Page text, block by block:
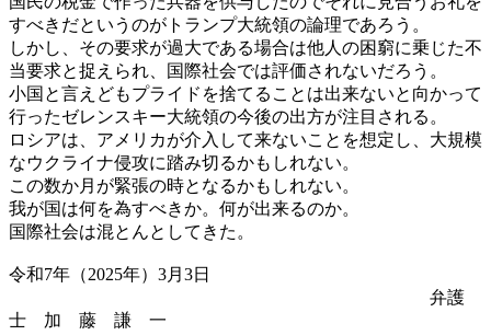
すべきだというのがトランプ大統領の論理であろう。
しかし、その要求が過大である場合は他人の困窮に乗じた不
当要求と捉えられ、国際社会では評価されないだろう。
小国と言えどもプライドを捨てることは出来ないと向かって
行ったゼレンスキー大統領の今後の出方が注目される。
ロシアは、アメリカが介入して来ないことを想定し、大規模
なウクライナ侵攻に踏み切るかもしれない。
この数か月が緊張の時となるかもしれない。
我が国は何を為すべきか。何が出来るのか。
国際社会は混とんとしてきた。
令和7年（2025年）3月3日
弁護
士 加 藤 謙 一